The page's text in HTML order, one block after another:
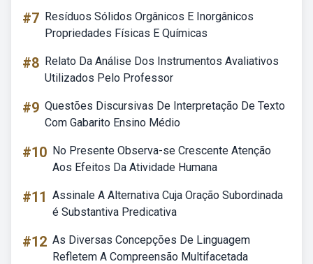
#7 Resíduos Sólidos Orgânicos E Inorgânicos
Propriedades Físicas E Químicas
#8 Relato Da Análise Dos Instrumentos Avaliativos
Utilizados Pelo Professor
#9 Questões Discursivas De Interpretação De Texto
Com Gabarito Ensino Médio
#10 No Presente Observa-se Crescente Atenção
Aos Efeitos Da Atividade Humana
#11 Assinale A Alternativa Cuja Oração Subordinada
é Substantiva Predicativa
#12 As Diversas Concepções De Linguagem
Refletem A Compreensão Multifacetada